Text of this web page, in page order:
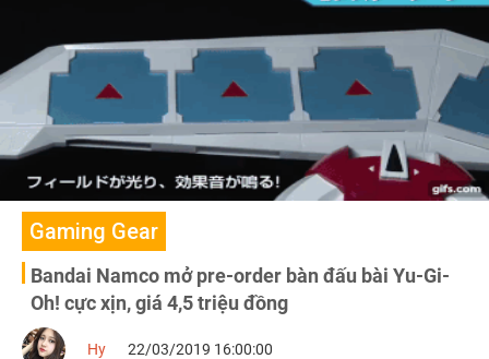
Gaming Gear
Bandai Namco mở pre-order bàn đấu bài Yu-Gi-
Oh! cực xịn, giá 4,5 triệu đồng
Hy 22/03/2019 16:00:00